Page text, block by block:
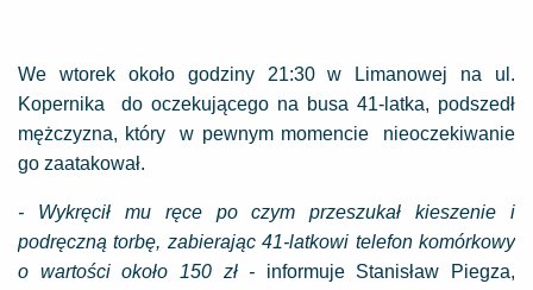
We wtorek około godziny 21:30 w Limanowej na ul.
Kopernika do oczekującego na busa 41-latka, podszedł
mężczyzna, który w pewnym momencie nieoczekiwanie
go zaatakował.
- Wykręcił mu ręce po czym przeszukał kieszenie i
podręczną torbę, zabierając 41-latkowi telefon komórkowy
o wartości około 150 zł - informuje Stanisław Piegza,